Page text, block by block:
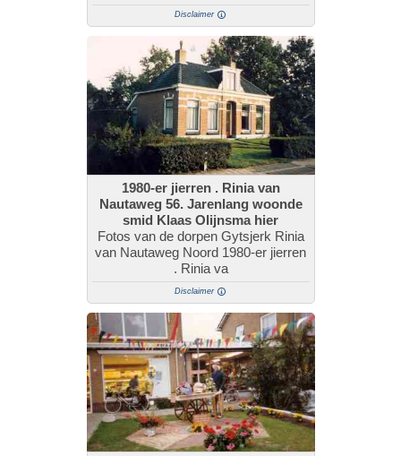
Disclaimer
1980-er jierren . Rinia van
Nautaweg 56. Jarenlang woonde
smid Klaas Olijnsma hier
Fotos van de dorpen Gytsjerk Rinia
van Nautaweg Noord 1980-er jierren
. Rinia va
Disclaimer